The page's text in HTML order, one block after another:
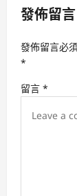
v
g
t
發佈留言
發佈留言必
*
留言 *